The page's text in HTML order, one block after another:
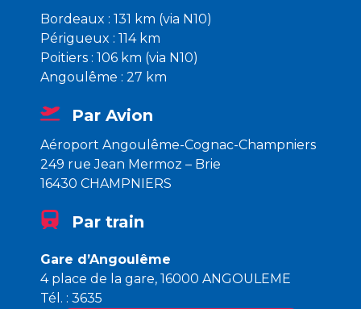
Bordeaux : 131 km (via N10)
Périgueux : 114 km
Poitiers : 106 km (via N10)
Angoulême : 27 km
Par Avion
Aéroport Angoulême-Cognac-Champniers
249 rue Jean Mermoz – Brie
16430 CHAMPNIERS
Par train
Gare d’Angoulême
4 place de la gare, 16000 ANGOULEME
Tél. : 3635